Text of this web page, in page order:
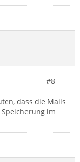
#8
dass die Mails
im